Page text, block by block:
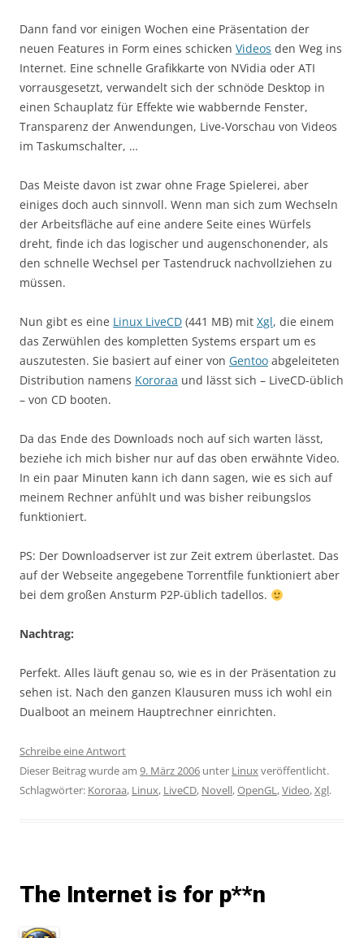
Dann fand vor einigen Wochen eine Präsentation der
neuen Features in Form eines schicken Videos den Weg ins
Internet. Eine schnelle Grafikkarte von NVidia oder ATI
vorrausgesetzt, verwandelt sich der schnöde Desktop in
einen Schauplatz für Effekte wie wabbernde Fenster,
Transparenz der Anwendungen, Live-Vorschau von Videos
im Taskumschalter, …
Das Meiste davon ist zwar ohne Frage Spielerei, aber
einiges doch auch sinnvoll. Wenn man sich zum Wechseln
der Arbeitsfläche auf eine andere Seite eines Würfels
dreht, finde ich das logischer und augenschonender, als
den schnelle Wechsel per Tastendruck nachvollziehen zu
müssen.
Nun gibt es eine Linux LiveCD (441 MB) mit Xgl, die einem
das Zerwühlen des kompletten Systems erspart um es
auszutesten. Sie basiert auf einer von Gentoo abgeleiteten
Distribution namens Kororaa und lässt sich – LiveCD-üblich
– von CD booten.
Da das Ende des Downloads noch auf sich warten lässt,
beziehe ich mich bisher nur auf das oben erwähnte Video.
In ein paar Minuten kann ich dann sagen, wie es sich auf
meinem Rechner anfühlt und was bisher reibungslos
funktioniert.
PS: Der Downloadserver ist zur Zeit extrem überlastet. Das
auf der Webseite angegebene Torrentfile funktioniert aber
bei dem großen Ansturm P2P-üblich tadellos.
Nachtrag:
Perfekt. Alles läuft genau so, wie es in der Präsentation zu
sehen ist. Nach den ganzen Klausuren muss ich wohl ein
Dualboot an meinem Hauptrechner einrichten.
Schreibe eine Antwort
Dieser Beitrag wurde am 9. März 2006 unter Linuxveröffentlicht.
Schlagwörter: Kororaa, Linux, LiveCD, Novell,OpenGL,Video,Xgl.
The Internet is for p**n